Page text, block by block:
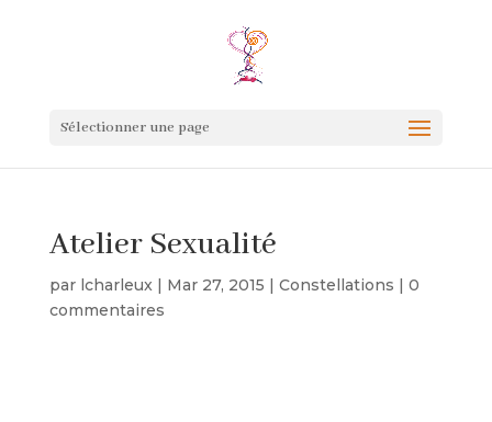
Sélectionner une page
Atelier Sexualité
par lcharleux| Mar 27, 2015 | Constellations | 0
commentaires